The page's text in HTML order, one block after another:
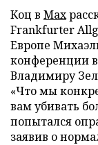
Коц в Мах
Frankfurter
Европе
конференции
Владимиру
«Что мы
вам убивать
попытался
заявив о